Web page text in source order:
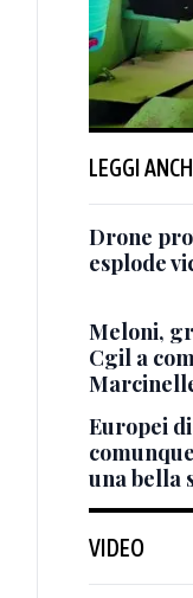
LEGGI
Drone
esplode
Meloni,
Cgil a
Europei
una bella
VIDEO